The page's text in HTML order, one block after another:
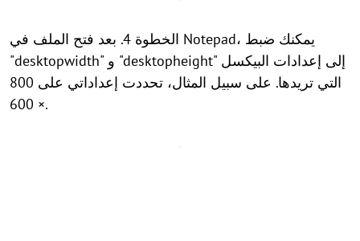
الخطوة 4. بعد فتح الملف في Notepad، يمكنك ضبط
"desktopwidth" و "desktopheight" إلى إعدادات البيكسل
التي تريدها. على سبيل المثال، تحددت إعداداتي على 800
× 600.